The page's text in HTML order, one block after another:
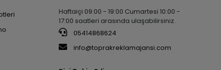
Haftaiçi 09:00 - 19:00 Cumartesi 10:00 -
17:00 saatleri arasında ulaşabilirsiniz.
05414868624
info@toprakreklamajansi.com